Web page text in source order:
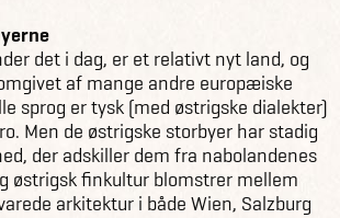
det i dag, er et relativt nyt land, og
af mange andre europæiske
sprog er tysk (med østrigske dialekter)
Men de østrigske storbyer har stadig
der adskiller dem fra nabolandenes
østrigsk finkultur blomstrer mellem
arkitektur i både Wien, Salzburg